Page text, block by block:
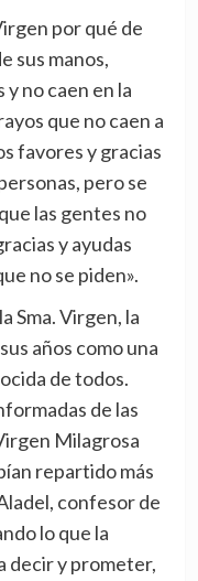
por qué de
sus manos,
no caen en la
que no caen a
favores y gracias
pero se
las gentes no
y ayudas
no se piden».
Sma. Virgen, la
años como una
de todos.
de las
Milagrosa
repartido más
confesor de
lo que la
decir y prometer,